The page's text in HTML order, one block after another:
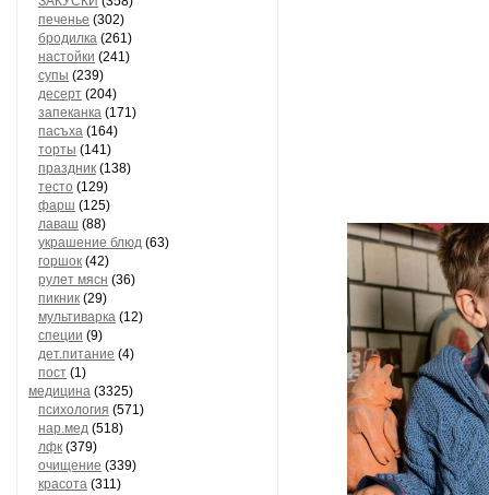
печенье (302)
бродилка (261)
настойки (241)
супы (239)
десерт (204)
запеканка (171)
пасъха (164)
торты (141)
праздник (138)
тесто (129)
фарш (125)
лаваш (88)
украшение блюд (63)
горшок (42)
рулет мясн (36)
пикник (29)
мультиварка (12)
специи (9)
дет.питание (4)
пост (1)
медицина (3325)
психология (571)
нар.мед (518)
лфк (379)
очищение (339)
красота (311)